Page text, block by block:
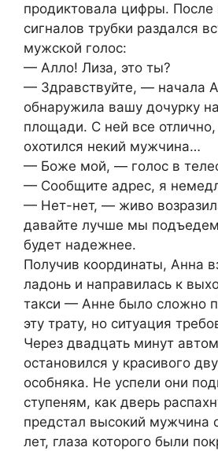
продиктовала цифры. После
сигналов трубки раздался
мужской голос:
— Алло! Лиза, это ты?
— Здравствуйте, — начала
обнаружила вашу дочурку
площади. С ней все отлично,
охотился некий мужчина…
— Боже мой, — голос в
— Сообщите адрес, я
— Нет-нет, — живо
давайте лучше мы
будет надежнее.
Получив координаты, Анна
ладонь и направилась к
такси — Анне было сложно
эту трату, но ситуация
Через двадцать минут
остановился у красивого
особняка. Не успели они
ступеням, как дверь
предстал высокий мужчина
лет, глаза которого были